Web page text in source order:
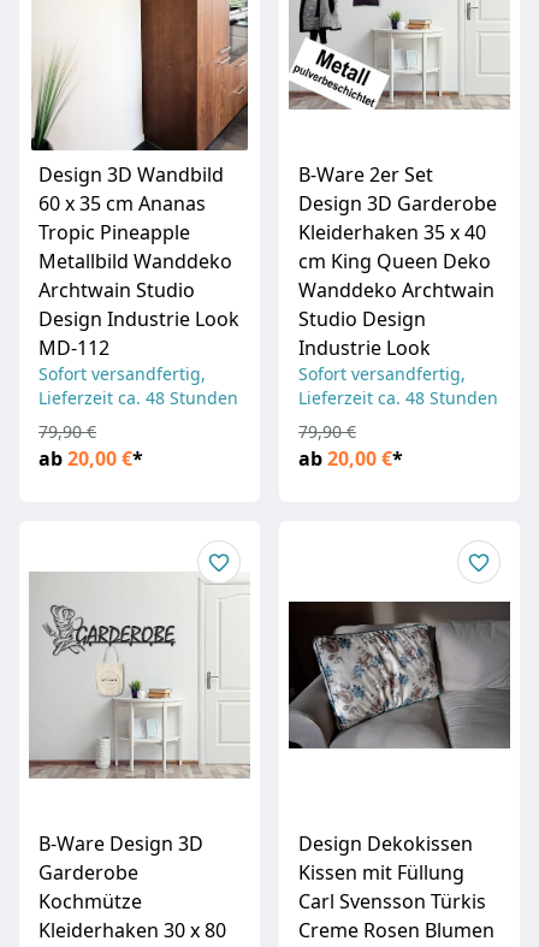
Design 3D Wandbild
60 x 35 cm Ananas
Tropic Pineapple
Metallbild Wanddeko
Archtwain Studio
Design Industrie Look
MD-112
Sofort versandfertig,
Lieferzeit ca. 48 Stunden
ab20,00 €*
79,90 €
B-Ware 2er Set
Design 3D Garderobe
Kleiderhaken 35 x 40
cm King Queen Deko
Wanddeko Archtwain
Studio Design
Industrie Look
Sofort versandfertig,
Lieferzeit ca. 48 Stunden
ab20,00 €*
79,90 €
B-Ware Design 3D
Garderobe
Kochmütze
Kleiderhaken 30 x 80
Design Dekokissen
Kissen mit Füllung
Carl Svensson Türkis
Creme Rosen Blumen